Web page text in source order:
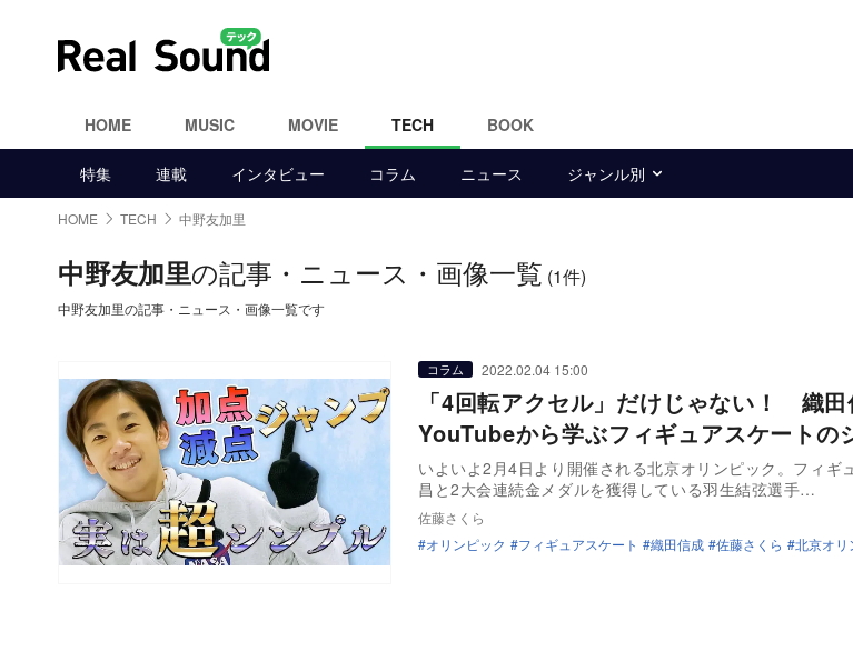
HOME MUSIC MOVIE TECH BOOK
特集 連載 インタビュー コラム ニュース ジャンル別
HOME TECH 中野友加里
中野友加里の記事・ニュース・画像一覧 (1件)
中野友加里の記事・ニュース・画像一覧です
コラム 2022.02.04 15:00
「4回転アクセル」だけじゃない！ 織
YouTubeから学ぶフィギュアスケートの
いよいよ2月4日より開催される北京オリンピック。フィギ
昌と2大会連続金メダルを獲得している羽生結弦選手…
佐藤さくら
オリンピック
フィギュアスケート 織田信成 佐藤さくら 北京オリ